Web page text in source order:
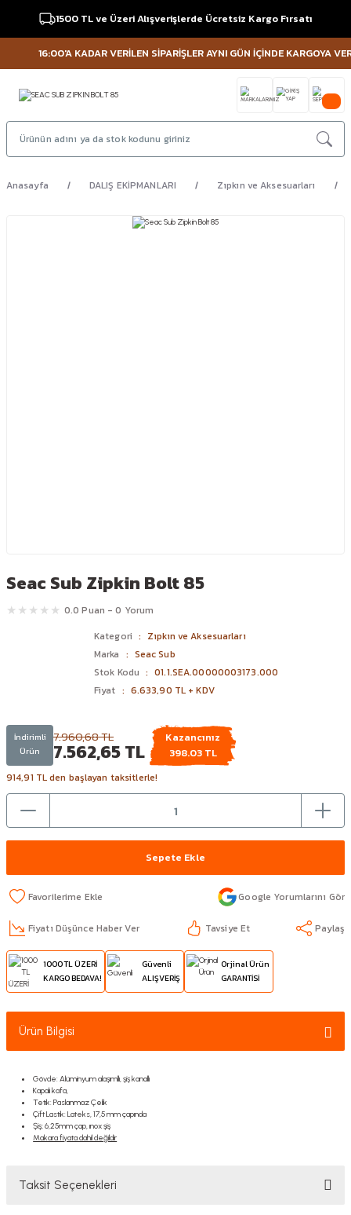
1500 TL ve Üzeri Alışverişlerde Ücretsiz Kargo Fırsatı
16:00'A KADAR VERİLEN SİPARİŞLER AYNI GÜN İÇİNDE KARGOYA
Anasayfa DALIŞ EKİPMANLARI Zıpkın ve Aksesuarları
Seac Sub Zipkin Bolt 85
0.0 Puan - 0 Yorum
Kategori
Zıpkın ve Aksesuarları
Marka
Seac Sub
Stok Kodu
01.1.SEA.00000003173.000
Fiyat
6.633,90 TL + KDV
İndirimli
Ürün
7.960,68 TL
7.562,65 TL
Kazancınız
398.03 TL
914,91 TL den başlayan taksitlerle!
Sepete Ekle
Google Yorumlarını Gör
Fiyatı Düşünce Haber Ver Tavsiye Et Paylaş
1000 TL ÜZERİ
KARGO BEDAVA!
Güvenli
ALIŞVERİŞ
Orjinal Ürün
GARANTİSİ
Ürün Bilgisi
Gövde:Alüminyumalaşımllı, şiş kanallı
Kapalı kafa,
Tetik:Paslanmaz Çelik
Çift Lastik:Lateks,17,5 mmçapında
Şiş; 6,25mm çap, ınox şiş
Makara fiyata dahil değildir
Taksit Seçenekleri